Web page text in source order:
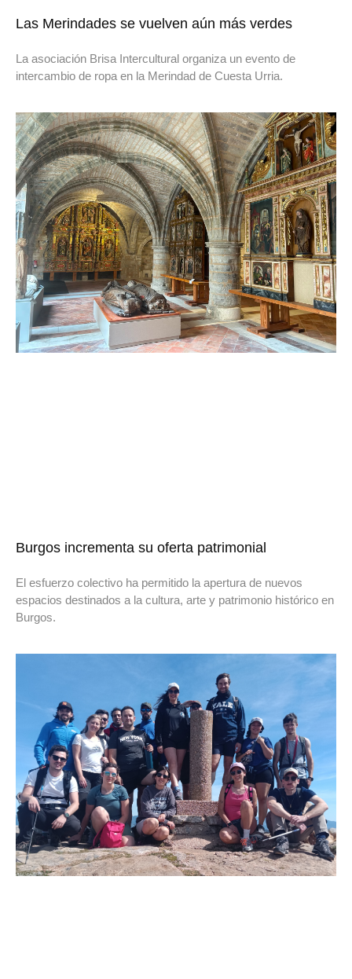
Las Merindades se vuelven aún más verdes
La asociación Brisa Intercultural organiza un evento de
intercambio de ropa en la Merindad de Cuesta Urria.
Burgos incrementa su oferta patrimonial
El esfuerzo colectivo ha permitido la apertura de nuevos
espacios destinados a la cultura, arte y patrimonio histórico en
Burgos.